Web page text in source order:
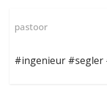
pastoor
#ingenieur